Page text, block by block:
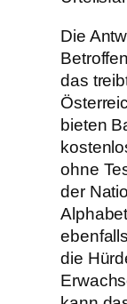
Die
das
bieten
ohne
der
die